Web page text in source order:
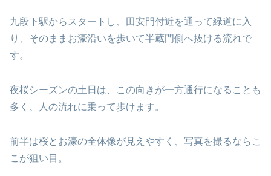
九段下駅からスタートし、田安門付近を通って緑道に入
り、そのままお濠沿いを歩いて半蔵門側へ抜ける流れで
す。
夜桜シーズンの土日は、この向きが一方通行になることも
多く、人の流れに乗って歩けます。
前半は桜とお濠の全体像が見えやすく、写真を撮るならこ
こが狙い目。